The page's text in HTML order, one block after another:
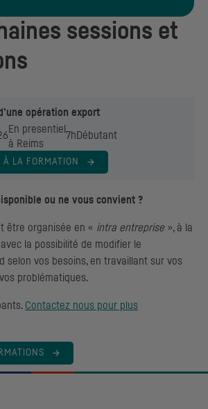
sessions et
opération export
En presentiel
à Reims
7hDébutant
À LA FORMATION
ou ne vous convient ?
être organisée en « intra entreprise », à la
la possibilité de modifier le
selon vos besoins, en travaillant sur vos
problématiques.
Contactez nous pour plus